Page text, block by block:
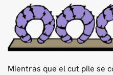
Mientras que el cut pile se